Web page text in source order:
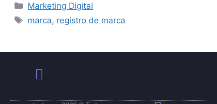
Marketing Digital
marca, registro de marca